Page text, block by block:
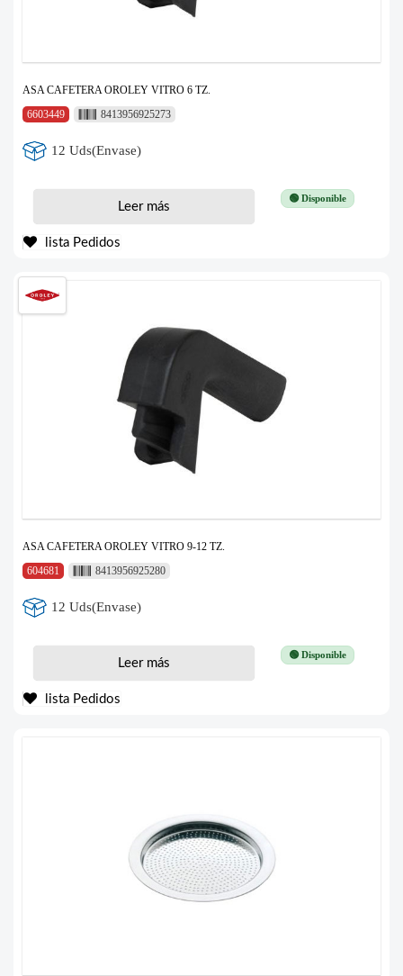
ASA CAFETERA OROLEY VITRO 6 TZ.
6603449
8413956925273
12 Uds(Envase)
🟢 Disponible
Leer más
lista Pedidos
ASA CAFETERA OROLEY VITRO 9-12 TZ.
604681
8413956925280
12 Uds(Envase)
🟢 Disponible
Leer más
lista Pedidos